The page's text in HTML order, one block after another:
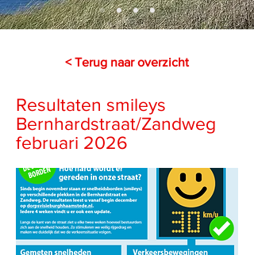
< Terug naar overzicht
Resultaten smileys
Bernhardstraat/Zandweg
februari 2026